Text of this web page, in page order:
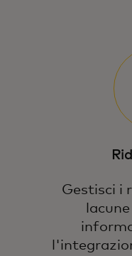
Gestisci i